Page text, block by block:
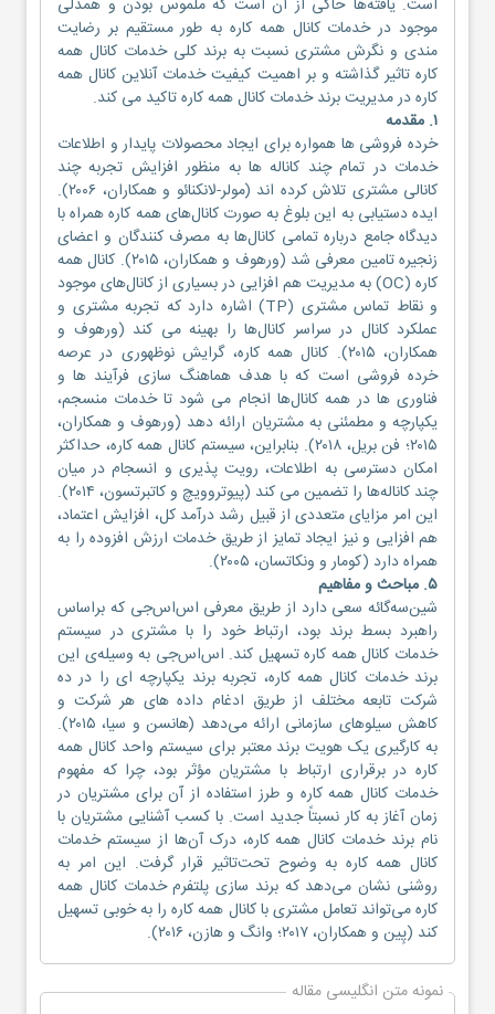
است. یافته‌ها حاکی از آن است که ملموس بودن و همدلی
موجود در خدمات کانال همه‌ کاره به طور مستقیم بر رضایت‌
مندی و نگرش مشتری نسبت به برند کلی خدمات کانال همه‌
کاره تاثیر گذاشته و بر اهمیت کیفیت خدمات آنلاین کانال همه‌
کاره در مدیریت برند خدمات کانال همه‌ کاره تاکید می کند.
۱. مقدمه
خرده فروشی ‌ها همواره برای ایجاد محصولات پایدار و اطلاعات
خدمات در تمام چند کاناله ها به منظور افزایش تجربه چند
کانالی مشتری تلاش کرده اند (مولر-لانکنائو و همکاران، ۲۰۰۶).
ایده دستیابی به این بلوغ به صورت کانال‌های همه‌ کاره همراه با
دیدگاه جامع درباره تمامی کانال‌ها به مصرف کنندگان و اعضای
زنجیره تامین معرفی شد (ورهوف و همکاران، ۲۰۱۵). کانال همه‌
کاره (OC) به مدیریت هم افزایی در بسیاری از کانال‌های موجود
و نقاط تماس مشتری (TP) اشاره دارد که تجربه مشتری و
عملکرد کانال در سراسر کانال‌ها را بهینه می کند (ورهوف و
همکاران، ۲۰۱۵). کانال همه‌ کاره، گرایش نوظهوری در عرصه
خرده فروشی است که با هدف هماهنگ سازی فرآیند ها و
فناوری ها در همه کانال‌ها انجام می شود تا خدمات منسجم،
یکپارچه و مطمئنی به مشتریان ارائه دهد (ورهوف و همکاران،
۲۰۱۵؛ فن بریل، ۲۰۱۸). بنابراین، سیستم کانال همه‌ کاره، حداکثر
امکان دسترسی به اطلاعات، رویت پذیری و انسجام در میان
چند کاناله‌ها را تضمین می کند (پیوتروویچ و کاتبرتسون، ۲۰۱۴).
این امر مزایای متعددی از قبیل رشد درآمد کل، افزایش اعتماد،
هم افزایی و نیز ایجاد تمایز از طریق خدمات ارزش افزوده را به
همراه دارد (کومار و ونکاتسان، ۲۰۰۵).
۵. مباحث و مفاهیم
شین‌سه‌گائه سعی دارد از طریق معرفی اس‌اس‌جی که براساس
راهبرد بسط برند بود، ارتباط خود را با مشتری در سیستم
خدمات کانال همه‌ کاره تسهیل کند. اس‌اس‌جی به وسیله‌ی این
برند خدمات کانال همه‌ کاره، تجربه برند یکپارچه ‌ای را در ده
شرکت تابعه مختلف از طریق ادغام داده‌ های هر شرکت و
کاهش سیلوهای سازمانی ارائه می‌دهد (هانسن و سیا، ۲۰۱۵).
به کارگیری یک هویت برند معتبر برای سیستم واحد کانال همه
کاره در برقراری ارتباط با مشتریان مؤثر بود، چرا که مفهوم
خدمات کانال همه‌ کاره و طرز استفاده از آن برای مشتریان در
زمان آغاز به کار نسبتاً جدید است. با کسب آشنایی مشتریان با
نام برند خدمات کانال همه‌ کاره، درک آن‌ها از سیستم خدمات
کانال همه‌ کاره به وضوح تحت‌تاثیر قرار گرفت. این امر به
روشنی نشان می‌دهد که برند سازی پلتفرم خدمات کانال همه‌
کاره می‌تواند تعامل مشتری با کانال همه‌ کاره را به خوبی تسهیل
‌کند (پِین و همکاران، ۲۰۱۷؛ وانگ و هازن، ۲۰۱۶).
نمونه متن انگلیسی مقاله